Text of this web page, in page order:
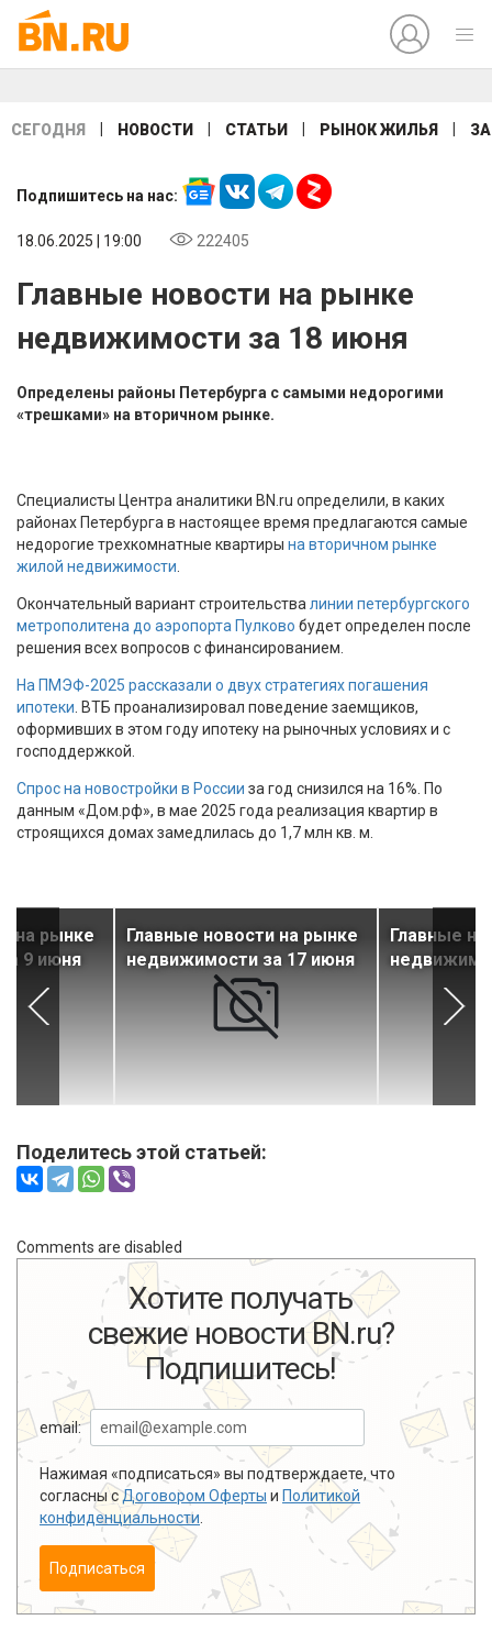
СЕГОДНЯ НОВОСТИ СТАТЬИ РЫНОК ЖИЛЬЯ
Подпишитесь на нас:
18.06.2025 | 19:00 222405
Главные новости на рынке
недвижимости за 18 июня
Определены районы Петербурга с самыми недорогими
«трешками» на вторичном рынке.
Специалисты Центра аналитики BN.ru определили, в каких
районах Петербурга в настоящее время предлагаются самые
недорогие трехкомнатные квартиры на вторичном рынке
жилой недвижимости
Окончательный вариант строительства линии петербургского
метрополитена до аэропорта Пулково будет определен после
решения всех вопросов с финансированием.
На ПМЭФ-2025 рассказали о двух стратегиях погашения
ипотеки . ВТБ проанализировал поведение заемщиков,
оформивших в этом году ипотеку на рыночных условиях и с
господдержкой.
Спрос на новостройки в России за год снизился на 16%. По
данным «Дом.рф», в мае 2025 года реализация квартир в
строящихся домах замедлилась до 1,7 млн кв. м.
на рынке
9 июня
Главные новости на рынке
недвижимости за 17 июня
Главные
Поделитесь этой статьей:
Comments are disabled
Хотите получать
свежие новости BN.ru?
Подпишитесь!
email:
Нажимая «подписаться» вы подтверждаете, что
согласны сДоговором Оферты и Политикой
конфиденциальности
Подписаться